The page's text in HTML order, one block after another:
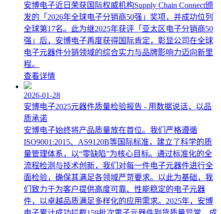
安博电子近日荣获国际权威机构Supply Chain Connect颁
发的「2026年全球电子分销商50强」奖项，并成功位列
全球第17名。此为继2025年获评「亚太区电子分销商50
强」后，安博电子再度获得国际肯定，彰显公司在全球
电子元器件分销领域的综合实力与品牌影响力迈向新里
程。
查看详情
2026-01-28
安博电子2025元器件质量检验报告 - 用数据说话，以品
质承诺
安博电子始终将产品质量放在首位。我们严格遵循
ISO9001:2015、AS9120B等国际标准，建立了科学的质
量管理体系，以“零缺陷”为核心目标。通过标准化的全
流程检测与技术创新，我们对每一件电子元器件进行全
面检验，确保其满足各领域严苛要求。以此为基础，我
们致力于为客户提供高度可靠、性能稳定的电子元器
件，以卓越品质满足多样化的应用需求。2025年，安博